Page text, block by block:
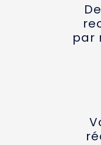
par